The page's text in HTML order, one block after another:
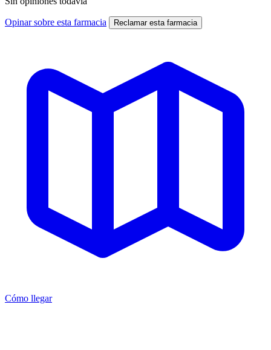
Opinar sobre esta farmacia Reclamar esta farmacia
Cómo llegar